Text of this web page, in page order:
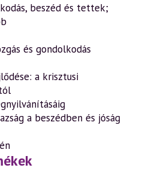
beszéd és tettek;
és gondolkodás
a krisztusi
a beszédben és jóság